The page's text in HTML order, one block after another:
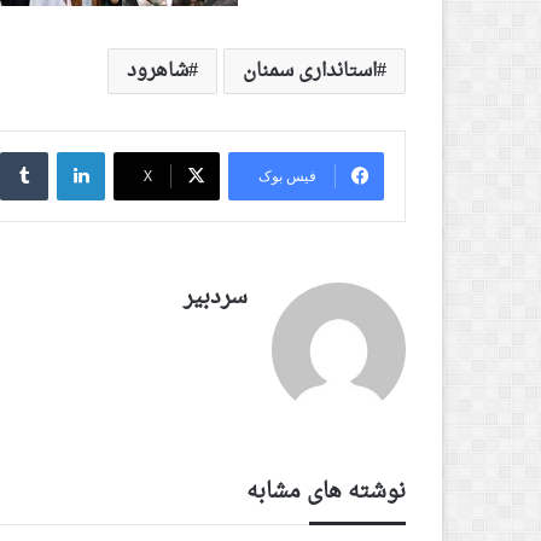
استانداری سمنان شاهرود
فیس بوک X
لینکدین
سردبیر
نوشته های مشابه